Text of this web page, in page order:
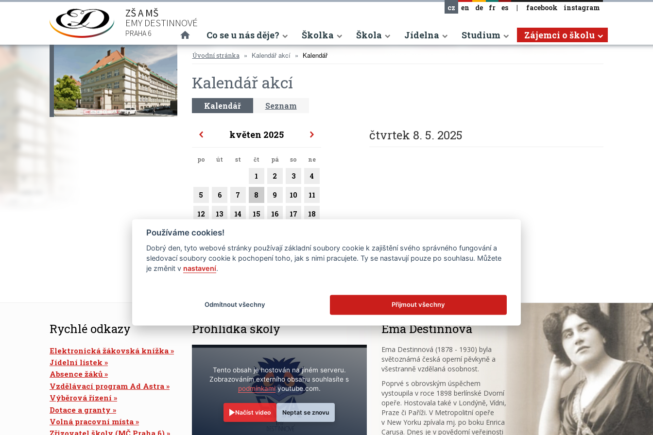
ZŠ A MŠ
EMY DESTINNOVÉ
PRAHA 6
cz en de fr es | facebook instagram
(current)
Co se u nás děje? Školka Škola Jídelna Studium Zájemci o školu
Úvodní stránka Kalendář akcí Kalendář
Kalendář akcí
Kalendář Seznam
květen 2025
po út st čt pá so ne
1 2 3 4
5 6 7 8 9 10 11
12 13 14 15 16 17 18
19 20
26 27 28 29 30 31
čtvrtek 8. 5. 2025
Rychlé odkazy
Elektronická žákovská knížka
Jídelní lístek
Absence žáků
Vzdělávací program Ad Astra
Výběrová řízení
Dotace a granty
Volná pracovní místa
Prohlídka školy
Tento obsah je hostován na jiném serveru.
Zobrazováním externího obsahu souhlasíte s
podmínkamiyoutube.com.
Načíst video Neptat se znovu
Ema Destinnová
Ema Destinnová (1878 - 1930) byla
světoznámá česká operní pěvkyně a
všestranně vzdělaná osobnost.
Poprvé s obrovským úspěchem
vystoupila v roce 1898 berlínské Dvorní
opeře. Hostovala také v Londýně, Vídni,
Praze či Paříži. V Metropolitní opeře
v New Yorku zpívala mj. po boku Enrica
Carusa. Dnes je v povědomí veřejnosti
Používáme cookies!
Dobrý den, tyto webové stránky používají základní soubory cookie k zajištění svého správného fungování a
sledovací soubory cookie k pochopení toho, jak s nimi pracujete. Ty se nastavují pouze po souhlasu. Můžete
je změnit v nastavení.
Odmítnout všechny Přijmout všechny